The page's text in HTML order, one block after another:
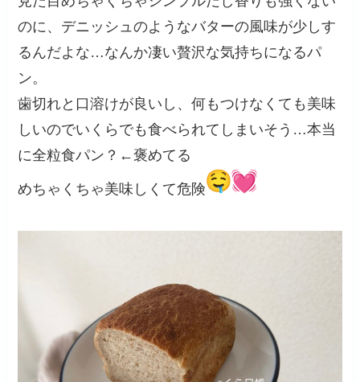
のに、デニッシュのようなバターの風味が少しす
るんだよな…なんか凄い贅沢な気持ちになるパ
ン。
歯切れと口溶けが良いし、何もつけなくても美味
しいのでいくらでも食べられてしまいそう…本当
に全粒食パン？←褒めてる
めちゃくちゃ美味しくて危険